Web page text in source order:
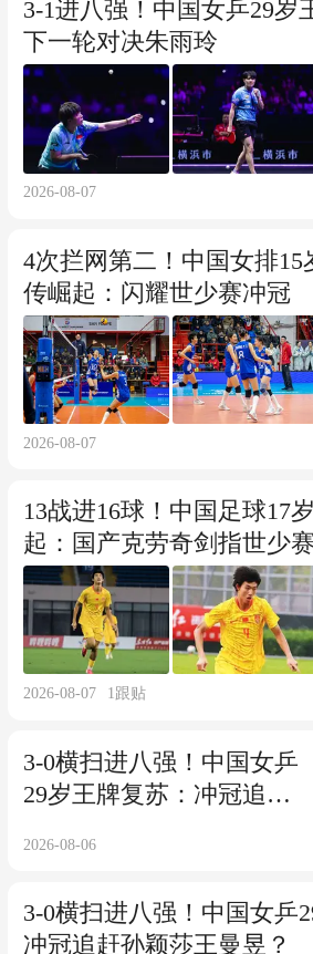
3-1进八强！中国女乒29岁
下一轮对决朱雨玲
2026-08-07
4次拦网第二！中国女排15
传崛起：闪耀世少赛冲冠
2026-08-07
13战进16球！中国足球17
起：国产克劳奇剑指世少赛
2026-08-07 1跟贴
3-0横扫进八强！中国女乒
29岁王牌复苏：冲冠追赶
2026-08-06
3-0横扫进八强！中国女乒
冲冠追赶孙颖莎王曼昱？